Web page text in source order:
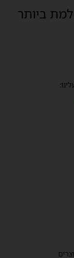
ביותר